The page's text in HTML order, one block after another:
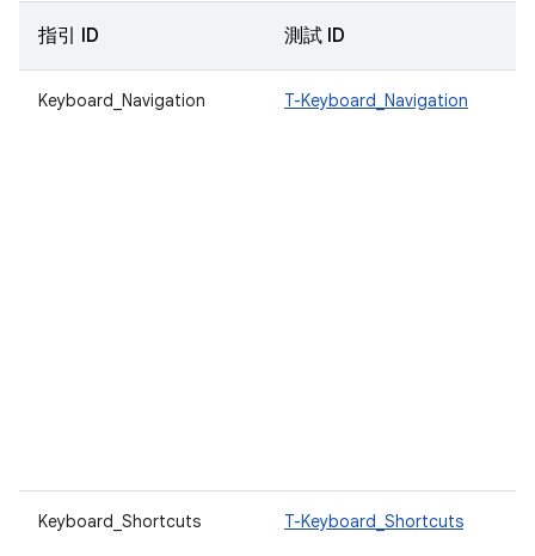
指引 ID 測試 ID
Keyboard_Navigation T-Keyboard_Navigation
Keyboard_Shortcuts T-Keyboard_Shortcuts